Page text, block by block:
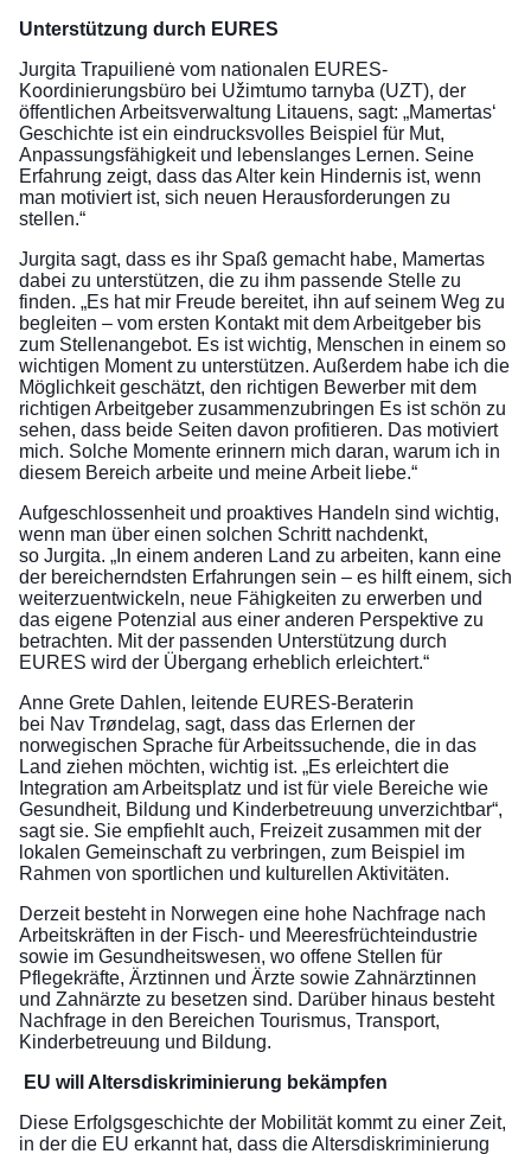
Unterstützung durch EURES
Jurgita Trapuilienė vom nationalen EURES-
Koordinierungsbüro bei Užimtumo tarnyba (UZT), der
öffentlichen Arbeitsverwaltung Litauens, sagt: „Mamertas‘
Geschichte ist ein eindrucksvolles Beispiel für Mut,
Anpassungsfähigkeit und lebenslanges Lernen. Seine
Erfahrung zeigt, dass das Alter kein Hindernis ist, wenn
man motiviert ist, sich neuen Herausforderungen zu
stellen.“
Jurgita sagt, dass es ihr Spaß gemacht habe, Mamertas
dabei zu unterstützen, die zu ihm passende Stelle zu
finden. „Es hat mir Freude bereitet, ihn auf seinem Weg zu
begleiten – vom ersten Kontakt mit dem Arbeitgeber bis
zum Stellenangebot. Es ist wichtig, Menschen in einem so
wichtigen Moment zu unterstützen. Außerdem habe ich die
Möglichkeit geschätzt, den richtigen Bewerber mit dem
richtigen Arbeitgeber zusammenzubringen Es ist schön zu
sehen, dass beide Seiten davon profitieren. Das motiviert
mich. Solche Momente erinnern mich daran, warum ich in
diesem Bereich arbeite und meine Arbeit liebe.“
Aufgeschlossenheit und proaktives Handeln sind wichtig,
wenn man über einen solchen Schritt nachdenkt,
so Jurgita. „In einem anderen Land zu arbeiten, kann eine
der bereicherndsten Erfahrungen sein – es hilft einem, sich
weiterzuentwickeln, neue Fähigkeiten zu erwerben und
das eigene Potenzial aus einer anderen Perspektive zu
betrachten. Mit der passenden Unterstützung durch
EURES wird der Übergang erheblich erleichtert.“
Anne Grete Dahlen, leitende EURES-Beraterin
bei Nav Trøndelag, sagt, dass das Erlernen der
norwegischen Sprache für Arbeitssuchende, die in das
Land ziehen möchten, wichtig ist. „Es erleichtert die
Integration am Arbeitsplatz und ist für viele Bereiche wie
Gesundheit, Bildung und Kinderbetreuung unverzichtbar“,
sagt sie. Sie empfiehlt auch, Freizeit zusammen mit der
lokalen Gemeinschaft zu verbringen, zum Beispiel im
Rahmen von sportlichen und kulturellen Aktivitäten.
Derzeit besteht in Norwegen eine hohe Nachfrage nach
Arbeitskräften in der Fisch- und Meeresfrüchteindustrie
sowie im Gesundheitswesen, wo offene Stellen für
Pflegekräfte, Ärztinnen und Ärzte sowie Zahnärztinnen
und Zahnärzte zu besetzen sind. Darüber hinaus besteht
Nachfrage in den Bereichen Tourismus, Transport,
Kinderbetreuung und Bildung.
EU will Altersdiskriminierung bekämpfen
Diese Erfolgsgeschichte der Mobilität kommt zu einer Zeit,
in der die EU erkannt hat, dass die Altersdiskriminierung